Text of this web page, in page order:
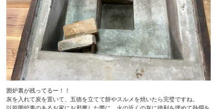
囲炉裏が残ってるー！！
灰を入れて炭を置いて、五徳を立てて餅やスルメを焼いたら完璧ですね。